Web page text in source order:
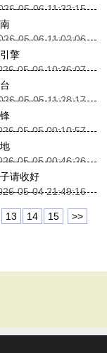
05-06 11:32:15
05-06 11:02:06
擎
05-06 10:36:07
05-05 11:28:17
05-05 00:10:57
05-05 00:46:26
请收好
05-04 21:49:16
13 14 15
>>